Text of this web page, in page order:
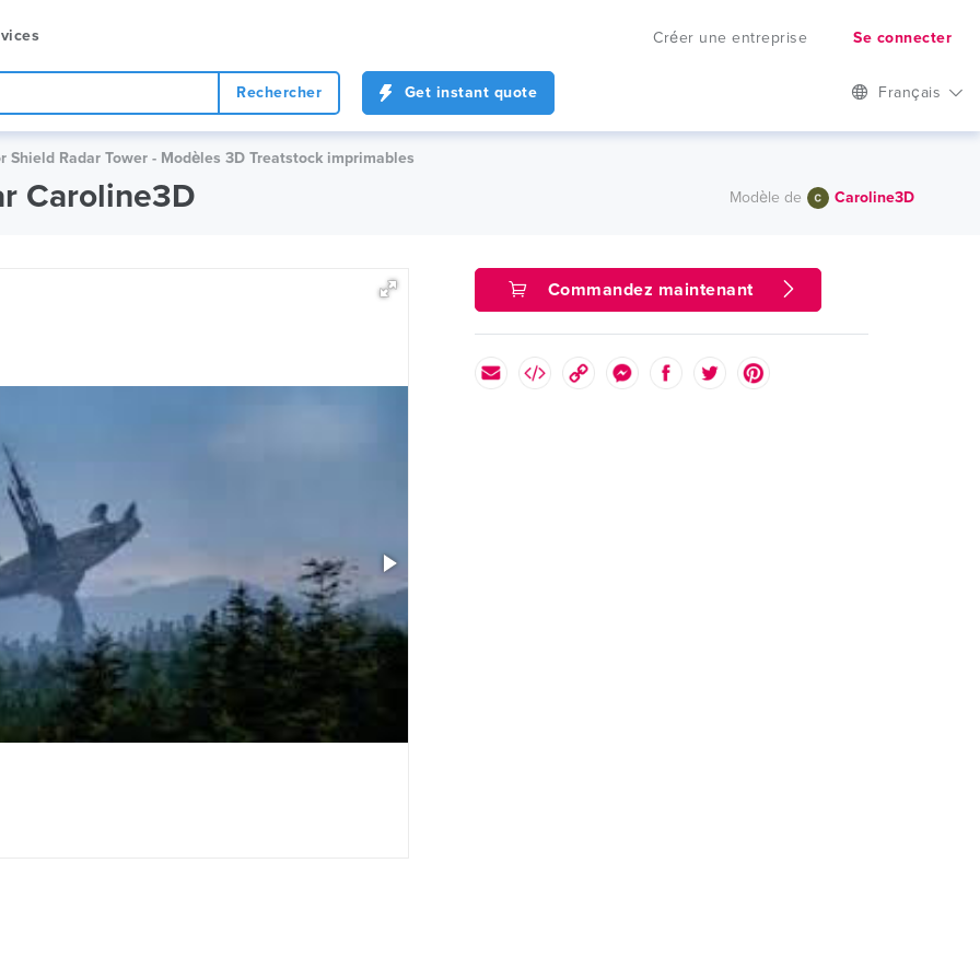
Créer une entreprise Se connecter
Rechercher Get instant quote Français
Shield Radar Tower - Modèles 3D Treatstock imprimables
Caroline3D Modèle de Caroline3D
Commandez maintenant